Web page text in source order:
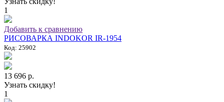
1
Добавить к сравнению
РИСОВАРКА INDOKOR IR-1954
Код: 25902
13 696 р.
Узнать скидку!
1